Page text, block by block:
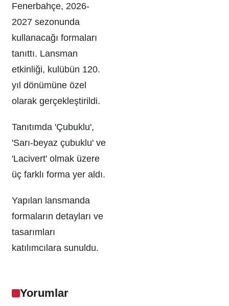
Fenerbahçe, 2026-
2027 sezonunda
kullanacağı formaları
tanıttı. Lansman
etkinliği, kulübün 120.
yıl dönümüne özel
olarak gerçekleştirildi.
Tanıtımda 'Çubuklu',
'Sarı-beyaz çubuklu' ve
'Lacivert' olmak üzere
üç farklı forma yer aldı.
Yapılan lansmanda
formaların detayları ve
tasarımları
katılımcılara sunuldu.
Yorumlar